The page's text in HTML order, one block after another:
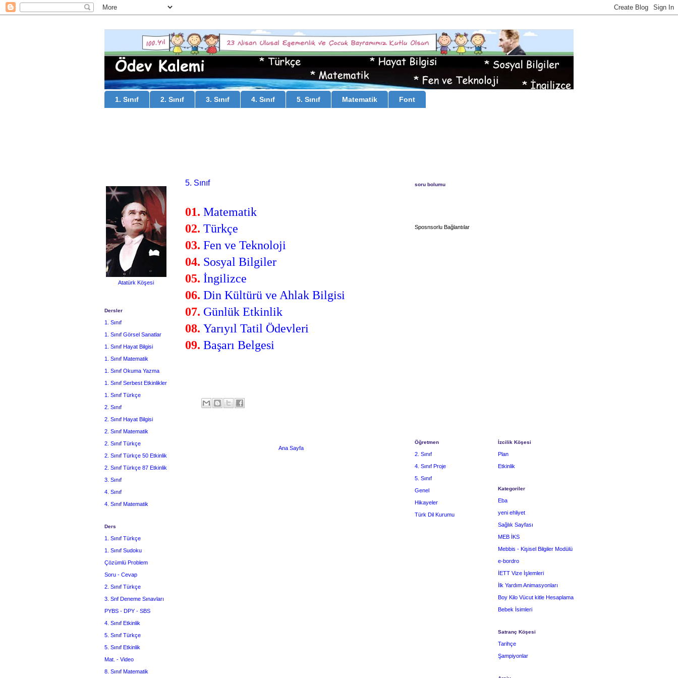
1. Sınıf 2. Sınıf 3. Sınıf 4. Sınıf 5. Sınıf Matematik Font
5. Sınıf
01. Matematik
02. Türkçe
03. Fen ve Teknoloji
04. Sosyal Bilgiler
05. İngilizce
06. Din Kültürü ve Ahlak Bilgisi
07. Günlük Etkinlik
08. Yarıyıl Tatil Ödevleri
09. Başarı Belgesi
Ana Sayfa
Atatürk Köşesi
Dersler
1. Sınıf
1. Sınıf Görsel Sanatlar
1. Sınıf Hayat Bilgisi
1. Sınıf Matematik
1. Sınıf Okuma Yazma
1. Sınıf Serbest Etkinlikler
1. Sınıf Türkçe
2. Sınıf
2. Sınıf Hayat Bilgisi
2. Sınıf Matematik
2. Sınıf Türkçe
2. Sınıf Türkçe 50 Etkinlik
2. Sınıf Türkçe 87 Etkinlik
3. Sınıf
4. Sınıf
4. Sınıf Matematik
Ders
1. Sınıf Türkçe
1. Sınıf Sudoku
Çözümlü Problem
Soru - Cevap
2. Sınıf Türkçe
3. Snf Deneme Sınavları
PYBS - DPY - SBS
4. Sınıf Etkinlik
5. Sınıf Türkçe
5. Sınıf Etkinlik
Mat. - Video
8. Sınıf Matematik
soru bolumu
Sposnsorlu Bağlantılar
Öğretmen
2. Sınıf
4. Sınıf Proje
5. Sınıf
Genel
Hikayeler
Türk Dil Kurumu
İzcilik Köşesi
Plan
Etkinlik
Kategoriler
Eba
yeni ehliyet
Sağlık Sayfası
MEB İKS
Mebbis - Kişisel Bilgiler Modülü
e-bordro
İETT Vize İşlemleri
İlk Yardım Animasyonları
Boy Kilo Vücut kitle Hesaplama
Bebek İsimleri
Satranç Köşesi
Tarihçe
Şampiyonlar